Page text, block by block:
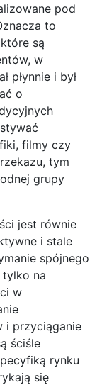
pod
to
są
w
płynnie i był
o
filmy czy
tym
grupy
jest równie
i stale
spójnego
tylko na
w
i przyciąganie
ściśle
rynku
się